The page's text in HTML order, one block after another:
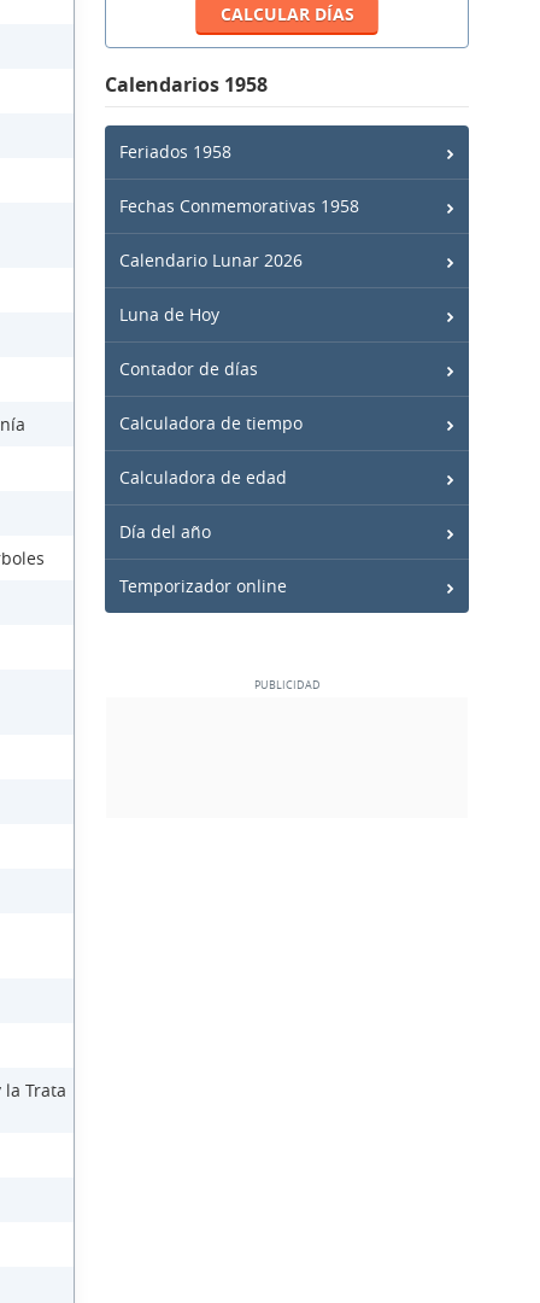
Trata
Calendarios 1958
Feriados 1958
Fechas Conmemorativas 1958
Calendario Lunar 2026
Luna de Hoy
Contador de días
Calculadora de tiempo
Calculadora de edad
Día del año
Temporizador online